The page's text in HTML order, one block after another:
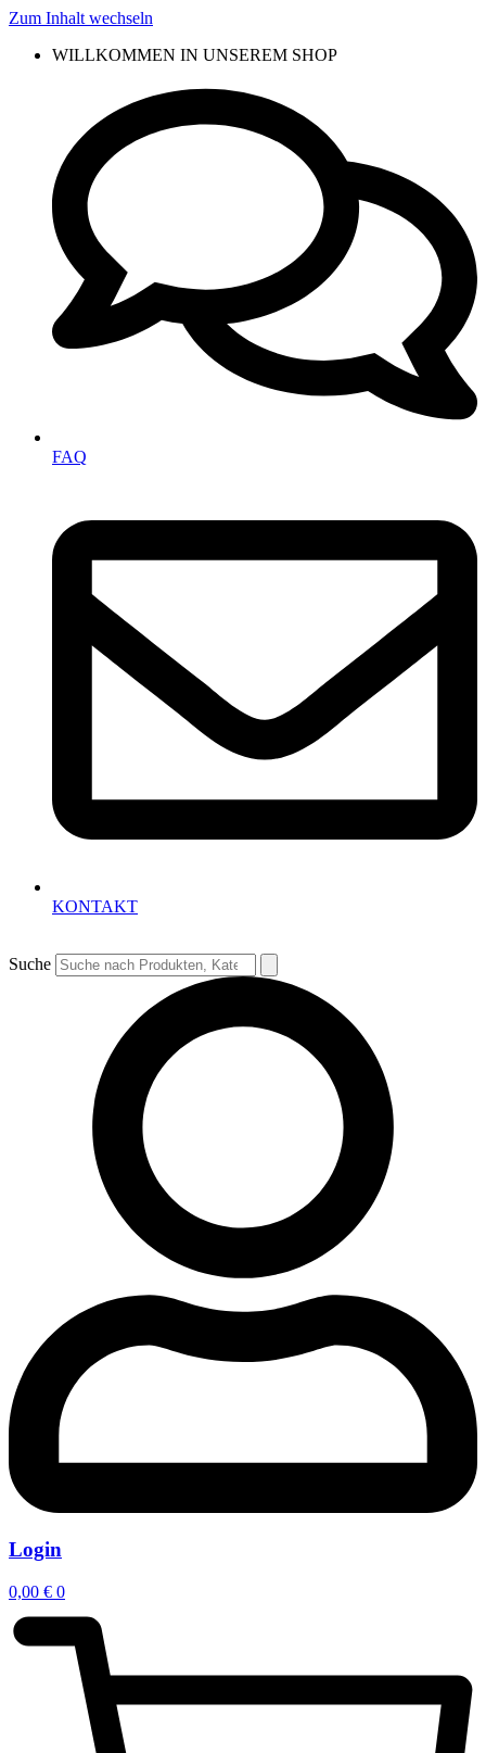
Zum Inhalt wechseln
WILLKOMMEN IN UNSEREM SHOP
FAQ
KONTAKT
Suche
Login
0,00 € 0